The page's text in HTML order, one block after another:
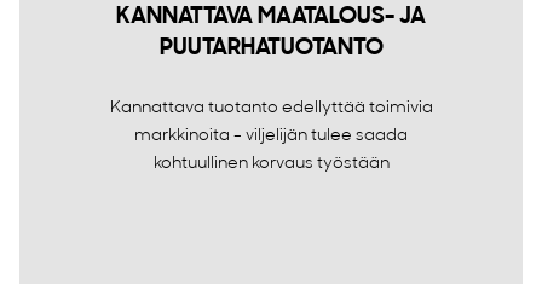
KANNATTAVA MAATALOUS- JA
PUUTARHATUOTANTO
Kannattava tuotanto edellyttää toimivia
markkinoita - viljelijän tulee saada
kohtuullinen korvaus työstään